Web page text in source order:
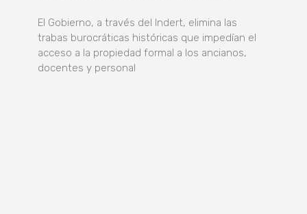
El Gobierno, a través del Indert, elimina las
trabas burocráticas históricas que impedían el
acceso a la propiedad formal a los ancianos,
docentes y personal